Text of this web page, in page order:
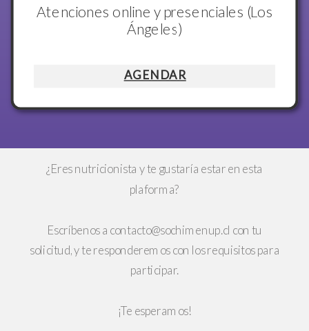
AGENDAR
Atenciones online y presenciales (Los
Ángeles)
¿Eres nutricionista y te gustaría estar en esta
plaforma?
Escríbenos a contacto@sochimenup.cl con tu
solicitud, y te responderemos con los requisitos para
participar.
¡Te esperamos!